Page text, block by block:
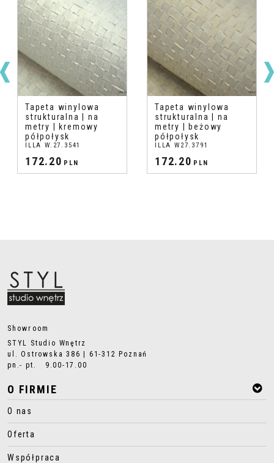
Tapeta winylowa
strukturalna | na
metry | kremowy
półpołysk
ILLA W.27.3541
172.20 PLN
Tapeta winylowa
strukturalna | na
metry | beżowy
półpołysk
ILLA W27.3791
172.20 PLN
Showroom
STYL Studio Wnętrz
ul. Ostrowska 386 | 61-312 Poznań
pn.- pt. 9.00-17.00
O FIRMIE
O nas
Oferta
Współpraca